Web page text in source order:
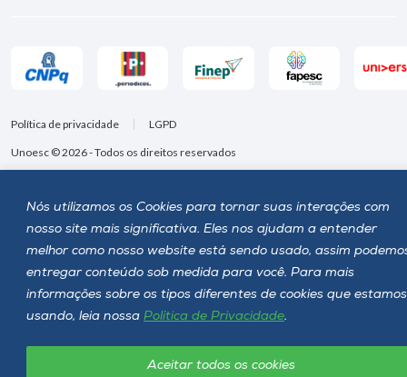
Nós utilizamos os Cookies para tornar suas interações com
nosso site mais significativa. Eles nos ajudam a entender
melhor como nosso website está sendo usado, assim
entregar conteúdo sob medida para você. Para mais
informações sobre os tipos diferentes de cookies que estamos
usando, leia nossa Política de Privacidade.
Aceitar todos os cookies
Unoesc © 2026 - Todos os direitos reservados
Política de privacidade LGPD